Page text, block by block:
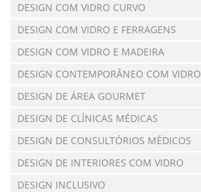
DESIGN COM VIDRO CURVO
DESIGN COM VIDRO E FERRAGENS
DESIGN COM VIDRO E MADEIRA
DESIGN CONTEMPORÂNEO COM VIDRO
DESIGN DE ÁREA GOURMET
DESIGN DE CLÍNICAS MÉDICAS
DESIGN DE CONSULTÓRIOS MÉDICOS
DESIGN DE INTERIORES COM VIDRO
DESIGN INCLUSIVO